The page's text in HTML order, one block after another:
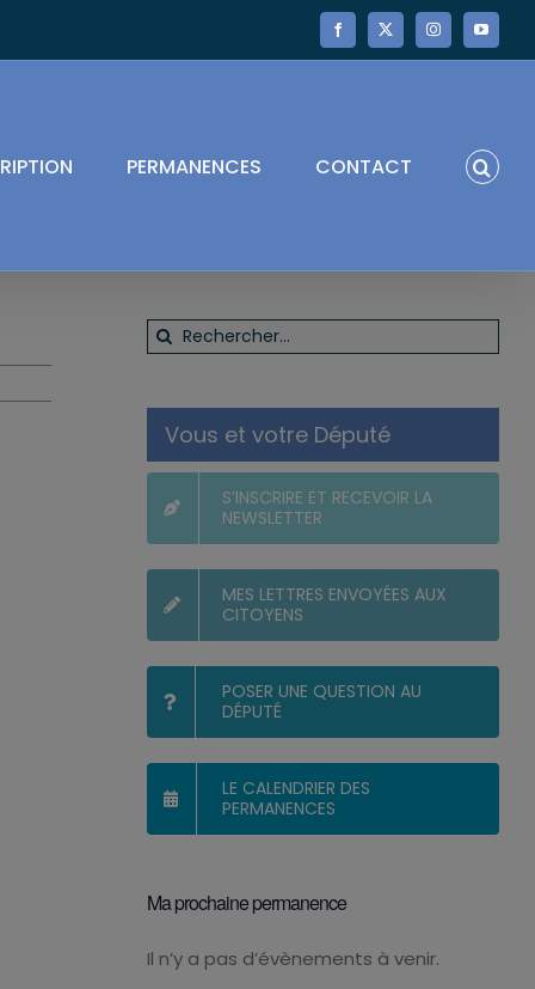
Facebook
X InstagramYouTube
PERMANENCES CONTACT
Rechercher:
Vous et votre Député
S’INSCRIRE ET RECEVOIR LA
NEWSLETTER
MES LETTRES ENVOYÉES AUX
CITOYENS
POSER UNE QUESTION AU
DÉPUTÉ
LE CALENDRIER DES
PERMANENCES
Ma prochaine permanence
Notice
Il n’y a pas d’évènements à venir.